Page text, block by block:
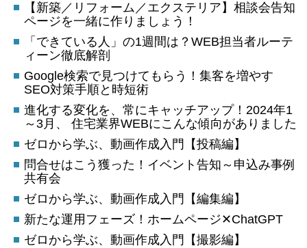
【新築／リフォーム／エクステリア】相談会告知
ページを一緒に作りましょう！
「できている人」の1週間は？WEB担当者ルーテ
ィーン徹底解剖
Google検索で見つけてもらう！集客を増やす
SEO対策手順と時短術
進化する変化を、常にキャッチアップ！2024年1
～3月、 住宅業界WEBにこんな傾向がありました
ゼロから学ぶ、動画作成入門【投稿編】
問合せはこう獲った！イベント告知～申込み事例
共有会
ゼロから学ぶ、動画作成入門【編集編】
新たな運用フェーズ！ホームページ✕ChatGPT
ゼロから学ぶ、動画作成入門【撮影編】